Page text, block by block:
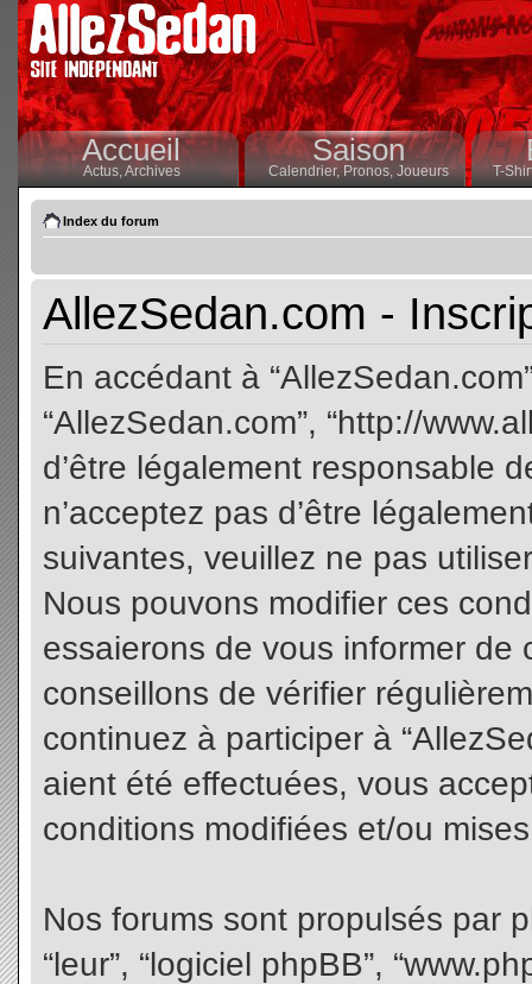
Accueil
Actus,Archives
Saison
Calendrier,Pronos, Joueurs T-
Index du forum
AllezSedan.com -
En accédant à
“AllezSedan.com”, “http://
d’être légalement responsable
n’acceptez pas d’être
suivantes, veuillez ne pas
Nous pouvons modifier ces
essaierons de vous informer
conseillons de vérifier
continuez à participer à
aient été effectuées, vous
conditions modifiées et/ou
Nos forums sont propulsés par
“leur”, “logiciel phpBB”,